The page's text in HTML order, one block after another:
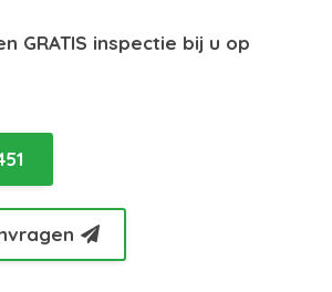
GRATIS inspectie bij u op